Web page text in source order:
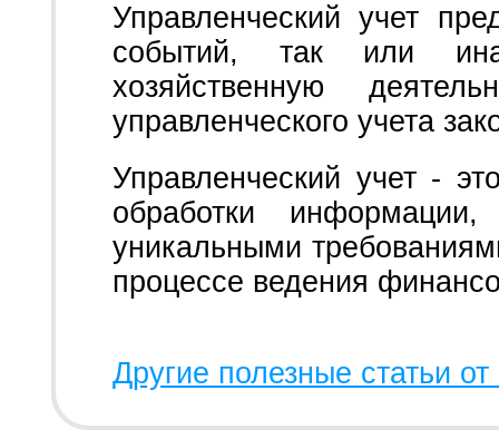
Управленческий учет
событий, так или
хозяйственную
управленческого учета
Управленческий учет -
обработки информации,
уникальными
процессе ведения
Другие полезные статьи